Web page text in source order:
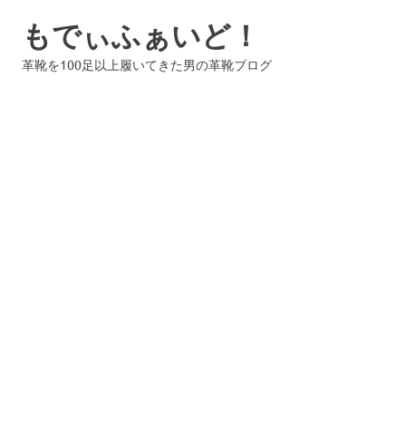
もでぃふぁいど！
革靴を100足以上履いてきた男の革靴ブログ